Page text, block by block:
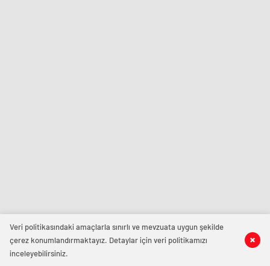
Veri politikasındaki amaçlarla sınırlı ve mevzuata uygun şekilde
çerez konumlandırmaktayız. Detaylar için veri politikamızı
inceleyebilirsiniz.